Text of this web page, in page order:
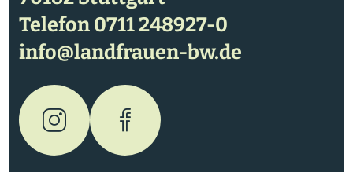
Telefon0711 248927-0
info@landfrauen-bw.de